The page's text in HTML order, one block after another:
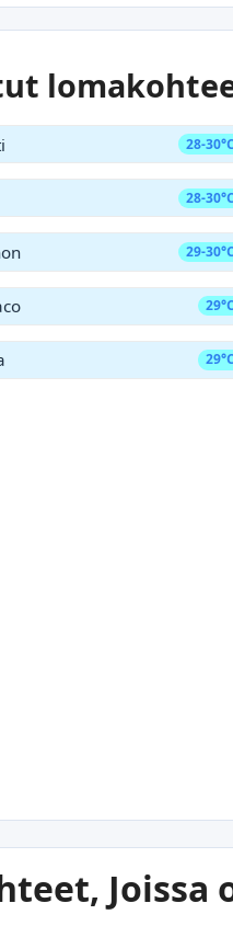
28-30°C
28-30°C
29-30°C
29°C
29°C
Joissa